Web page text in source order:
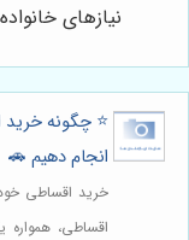
نیازهای
⭐️ چگونه
انجام دهیم 🚗
خرید اقساطی
اقساطی، همواره